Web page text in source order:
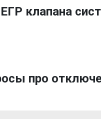
клапана
про